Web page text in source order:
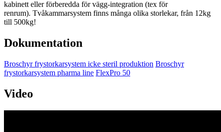
kabinett eller förberedda för vägg-integration (tex för
renrum). Tvåkammarsystem finns många olika storlekar, från 12kg
till 500kg!
Dokumentation
Broschyr frystorkarsystem icke steril produktion Broschyr
frystorkarsystem pharma line FlexPro 50
Video